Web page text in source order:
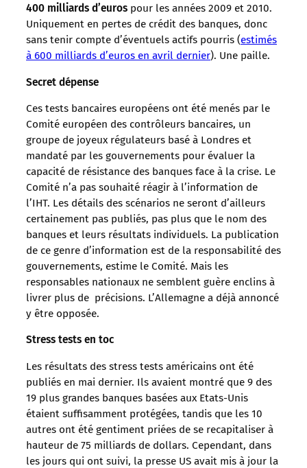
400 milliards d’euros pour les années 2009 et 2010.
Uniquement en pertes de crédit des banques, donc
sans tenir compte d’éventuels actifs pourris (estimés
à 600 milliards d’euros en avril dernier). Une paille.
Secret dépense
Ces tests bancaires européens ont été menés par le
Comité européen des contrôleurs bancaires, un
groupe de joyeux régulateurs basé à Londres et
mandaté par les gouvernements pour évaluer la
capacité de résistance des banques face à la crise. Le
Comité n’a pas souhaité réagir à l’information de
l’IHT. Les détails des scénarios ne seront d’ailleurs
certainement pas publiés, pas plus que le nom des
banques et leurs résultats individuels. La publication
de ce genre d’information est de la responsabilité des
gouvernements, estime le Comité. Mais les
responsables nationaux ne semblent guère enclins à
livrer plus de précisions. L’Allemagne a déjà annoncé
y être opposée.
Stress tests en toc
Les résultats des stress tests américains ont été
publiés en mai dernier. Ils avaient montré que 9 des
19 plus grandes banques basées aux Etats-Unis
étaient suffisamment protégées, tandis que les 10
autres ont été gentiment priées de se recapitaliser à
hauteur de 75 milliards de dollars. Cependant, dans
les jours qui ont suivi, la presse US avait mis à jour la